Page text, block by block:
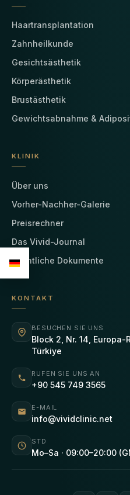
Haartransplantation
Zahnheilkunde
Gesichtsästhetik
Körperästhetik
Brustästhetik
Gewichtsabnahme &
KLINIK
Über uns
Vorher-Nachher-Galerie
Preisrechner
Das Vivid-Journal
Rechtliche Dokumente
KONTAKT
BESUCHEN SIE UNS
Block 2, Nr. 14, Europa-
Türkiye
RUFEN SIE UNS AN
+90 545 749 3565
E-MAIL
info@vividclinic.net
STD
Mo–Sa · 09:00–20:00